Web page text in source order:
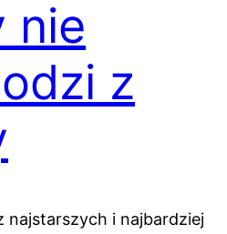
nie
z
najstarszych i najbardziej